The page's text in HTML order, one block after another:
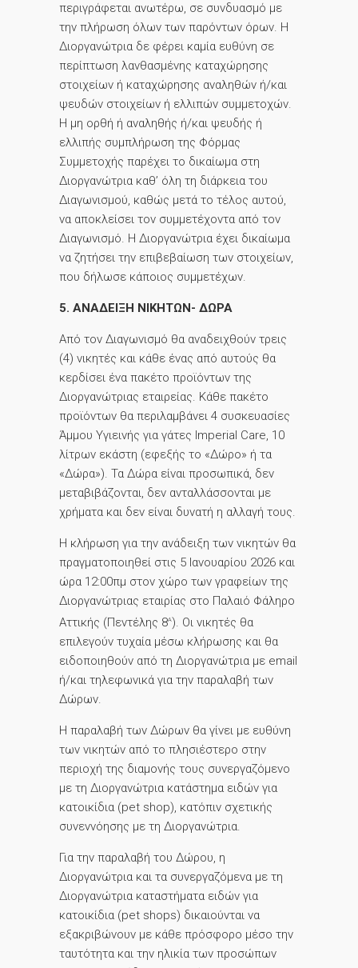
περιγράφεται ανωτέρω, σε συνδυασμό με
την πλήρωση όλων των παρόντων όρων. Η
Διοργανώτρια δε φέρει καμία ευθύνη σε
περίπτωση λανθασμένης καταχώρησης
στοιχείων ή καταχώρησης αναληθών ή/και
ψευδών στοιχείων ή ελλιπών συμμετοχών.
Η μη ορθή ή αναληθής ή/και ψευδής ή
ελλιπής συμπλήρωση της Φόρμας
Συμμετοχής παρέχει το δικαίωμα στη
Διοργανώτρια καθ’ όλη τη διάρκεια του
Διαγωνισμού, καθώς μετά το τέλος αυτού,
να αποκλείσει τον συμμετέχοντα από τον
Διαγωνισμό. Η Διοργανώτρια έχει δικαίωμα
να ζητήσει την επιβεβαίωση των στοιχείων,
που δήλωσε κάποιος συμμετέχων.
5. ΑΝΑΔΕΙΞΗ ΝΙΚΗΤΩΝ- ΔΩΡΑ
Από τον Διαγωνισμό θα αναδειχθούν τρεις
(4) νικητές και κάθε ένας από αυτούς θα
κερδίσει ένα πακέτο προϊόντων της
Διοργανώτριας εταιρείας. Κάθε πακέτο
προϊόντων θα περιλαμβάνει 4 συσκευασίες
Άμμου Υγιεινής για γάτες Imperial Care, 10
λίτρων εκάστη (εφεξής το «Δώρο» ή τα
«Δώρα»). Τα Δώρα είναι προσωπικά, δεν
μεταβιβάζονται, δεν ανταλλάσσονται με
χρήματα και δεν είναι δυνατή η αλλαγή τους.
Η κλήρωση για την ανάδειξη των νικητών θα
πραγματοποιηθεί στις 5 Ιανουαρίου 2026 και
ώρα 12:00πμ στον χώρο των γραφείων της
Διοργανώτριας εταιρίας στο Παλαιό Φάληρο
Αττικής (Πεντέλης 8Α). Οι νικητές θα
επιλεγούν τυχαία μέσω κλήρωσης και θα
ειδοποιηθούν από τη Διοργανώτρια με email
ή/και τηλεφωνικά για την παραλαβή των
Δώρων.
Η παραλαβή των Δώρων θα γίνει με ευθύνη
των νικητών από το πλησιέστερο στην
περιοχή της διαμονής τους συνεργαζόμενο
με τη Διοργανώτρια κατάστημα ειδών για
κατοικίδια (pet shop), κατόπιν σχετικής
συνεννόησης με τη Διοργανώτρια.
Για την παραλαβή του Δώρου, η
Διοργανώτρια και τα συνεργαζόμενα με τη
Διοργανώτρια καταστήματα ειδών για
κατοικίδια (pet shops) δικαιούνται να
εξακριβώνουν με κάθε πρόσφορο μέσο την
ταυτότητα και την ηλικία των προσώπων